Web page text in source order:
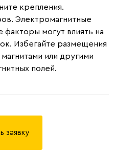
крепления.
Электромагнитные
факторы могут влиять на
Избегайте размещения
или другими
полей.
заявку